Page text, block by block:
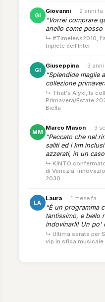
GI
Giovanni · 2 anni fa
“Vorrei comprare
anello come posso
↳ #Timeless2010,
triplete dell'Inter
GI
Giuseppina · 3 anni
“Splendide maglie
collezione
↳ That's Alyki, la
Primavera/Estate
Biella
MM
Marco Mason · 3
“Peccato che nel
saliti ed i km
azzerati, in un
↳ KINTO
di Venezia:
2030
LA
Laura · 1 mese fa
“È un programma
tantissimo, e bello
indovinarli! Un po'
↳ Ultima serata per
vip in sfida musicale